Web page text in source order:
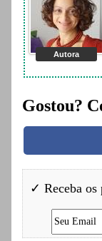
Autora
Gostou?
✓ Receba os